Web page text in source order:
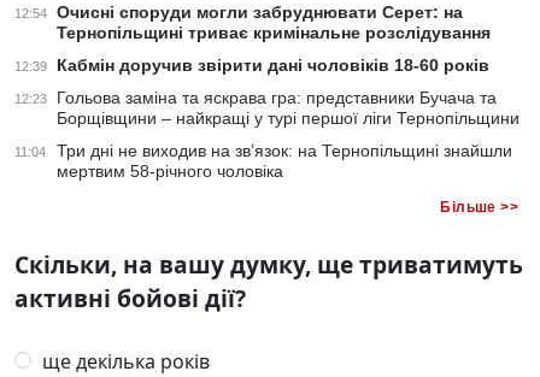
12:54
Очисні споруди могли забруднювати Серет: на
Тернопільщині триває кримінальне розслідування
12:39 Кабмін доручив звірити дані чоловіків 18-60 років
12:23
Гольова заміна та яскрава гра: представники Бучача та
Борщівщини – найкращі у турі першої ліги Тернопільщини
11:04
Три дні не виходив на зв’язок: на Тернопільщині знайшли
мертвим 58-річного чоловіка
Більше >>
Скільки, на вашу думку, ще триватимуть
активні бойові дії?
ще декілька років